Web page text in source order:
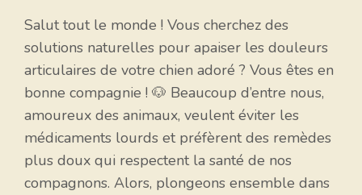
Salut tout le monde ! Vous cherchez des
solutions naturelles pour apaiser les douleurs
articulaires de votre chien adoré ? Vous êtes en
bonne compagnie ! 🐶 Beaucoup d’entre nous,
amoureux des animaux, veulent éviter les
médicaments lourds et préfèrent des remèdes
plus doux qui respectent la santé de nos
compagnons. Alors, plongeons ensemble dans